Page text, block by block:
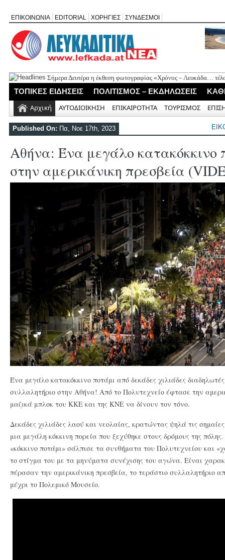
ΕΠΙΚΟΙΝΩΝΙΑ EDITORIAL ΧΟΡΗΓΙΕΣ ΣΥΝΔΕΣΜΟΙ
Σήμερα Δευτέρα η έκθεση φωτογραφίας «Χρόνος – Λευκάδα…
Ψήφισμα διαμαρτυρίας των κατοίκων Καβάλου για την έλλειψη
«Έφυγε» σε ηλικία 74 ετών ο ηθοποιός Νίκος Καλογερόπουλος
Η Λευκάδα τίμησε τον δικό της Ηλία Λογοθέτη σε μια βραδιά
Θεία Λειτουργία για τους απόδημους Αλεξανδρίτες στον Άγιο
ΤΟΠΙΚΕΣ ΕΙΔΗΣΕΙΣ ΠΟΛΙΤΙΣΜΟΣ – ΕΚΔΗΛΩΣΕΙΣ
Αρχική ΑΥΤΟΔΙΟΙΚΗΣΗ ΕΠΙΚΑΙΡΟΤΗΤΑ ΤΟΥΡΙΣΜΟΣ
Published On: Πα, Νοε 17th, 2023
Αθήνα: Ένα μεγάλο κατακόκκινο
στην αμερικάνικη πρεσβεία
Ένα μεγάλο κατακόκκινο ποτάμι από δεκάδες χιλιάδες
συλλαλητήριο στην Αθήνα! Από το Πολυτεχνείο έφτασε την
μαζικά μπλοκ του ΚΚΕ και της ΚΝΕ να δίνουν τον τόνο.
Δεκάδες χιλιάδες λαού και νεολαίας, κρατώντας ψηλά τις
μια μεγάλη κόκκινη πορεία που ξεχύθηκε στους δρόμους της
«κόκκινο ποτάμι» σάλπισε τα συνθήματα του Πολυτεχνείου και
το στίγμα του με τα μηνύματα συνέχισης του αγώνα. Είναι
πέρασαν την αμερικάνικη πρεσβεία, το τεράστιο συλλαλητήριο
μέχρι το Πολεμικό Μουσείο.